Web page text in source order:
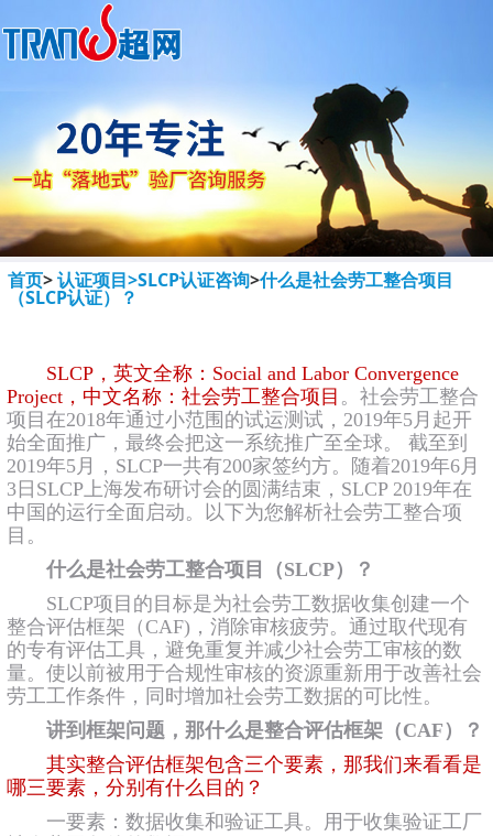
首页>认证项目>SLCP认证咨询>什么是社会劳工整合项目
（SLCP认证）？
SLCP，英文全称：Social and Labor Convergence
Project，中文名称：社会劳工整合项目 。社会劳工整合
项目在2018年通过小范围的试运测试，2019年5月起开
始全面推广，最终会把这一系统推广至全球。 截至到
2019年5月，SLCP一共有200家签约方。随着2019年6月
3日SLCP上海发布研讨会的圆满结束，SLCP 2019年在
中国的运行全面启动。以下为您解析社会劳工整合项
目。
什么是社会劳工整合项目（SLCP）？
SLCP项目的目标是为社会劳工数据收集创建一个
整合评估框架（CAF)，消除审核疲劳。通过取代现有
的专有评估工具，避免重复并减少社会劳工审核的数
量。使以前被用于合规性审核的资源重新用于改善社会
劳工工作条件，同时增加社会劳工数据的可比性。
讲到框架问题，那什么是整合评估框架（CAF）？
其实整合评估框架包含三个要素，那我们来看看是
哪三要素，分别有什么目的 ？
一要素：数据收集和验证工具。用于收集验证工厂